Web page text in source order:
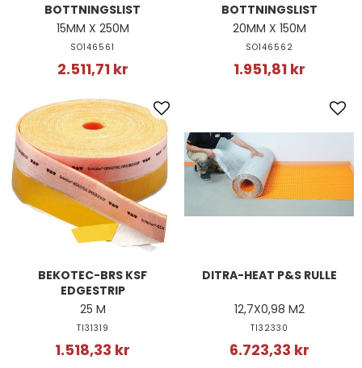
BOTTNINGSLIST
15MM X 250M
SO146561
2.511,71 kr
BOTTNINGSLIST
20MM X 150M
SO146562
1.951,81 kr
BEKOTEC-BRS KSF
EDGESTRIP
25 M
TI31319
1.518,33 kr
DITRA-HEAT P&S RULLE
12,7X0,98 M2
TI32330
6.723,33 kr